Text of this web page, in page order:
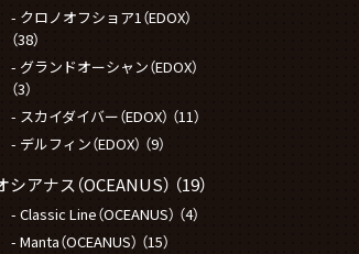
クロノオフショア1（EDOX）
（38）
グランドオーシャン（EDOX）
（3）
スカイダイバー（EDOX） （11）
デルフィン（EDOX） （9）
シアナス（OCEANUS） （19）
Classic Line（OCEANUS） （4）
Manta（OCEANUS） （15）